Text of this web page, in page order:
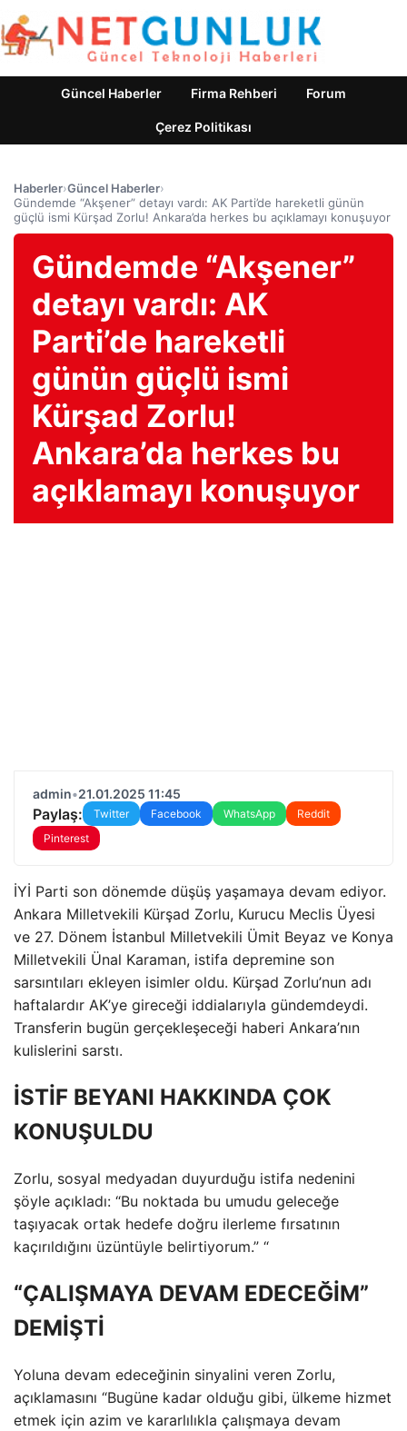
Güncel Haberler Firma Rehberi Forum
Çerez Politikası
Haberler›Güncel Haberler›
Gündemde “Akşener” detayı vardı: AK Parti’de hareketli günün
güçlü ismi Kürşad Zorlu! Ankara’da herkes bu açıklamayı konuşuyor
Gündemde “Akşener”
detayı vardı: AK
Parti’de hareketli
günün güçlü ismi
Kürşad Zorlu!
Ankara’da herkes bu
açıklamayı konuşuyor
admin•21.01.2025 11:45
Paylaş: Twitter Facebook WhatsApp
Reddit
Pinterest
İYİ Parti son dönemde düşüş yaşamaya devam ediyor.
Ankara Milletvekili Kürşad Zorlu, Kurucu Meclis Üyesi
ve 27. Dönem İstanbul Milletvekili Ümit Beyaz ve Konya
Milletvekili Ünal Karaman, istifa depremine son
sarsıntıları ekleyen isimler oldu. Kürşad Zorlu’nun adı
haftalardır AK’ye gireceği iddialarıyla gündemdeydi.
Transferin bugün gerçekleşeceği haberi Ankara’nın
kulislerini sarstı.
İSTİF BEYANI HAKKINDA ÇOK
KONUŞULDU
Zorlu, sosyal medyadan duyurduğu istifa nedenini
şöyle açıkladı: “Bu noktada bu umudu geleceğe
taşıyacak ortak hedefe doğru ilerleme fırsatının
kaçırıldığını üzüntüyle belirtiyorum.” “
“ÇALIŞMAYA DEVAM EDECEĞİM”
DEMİŞTİ
Yoluna devam edeceğinin sinyalini veren Zorlu,
açıklamasını “Bugüne kadar olduğu gibi, ülkeme hizmet
etmek için azim ve kararlılıkla çalışmaya devam